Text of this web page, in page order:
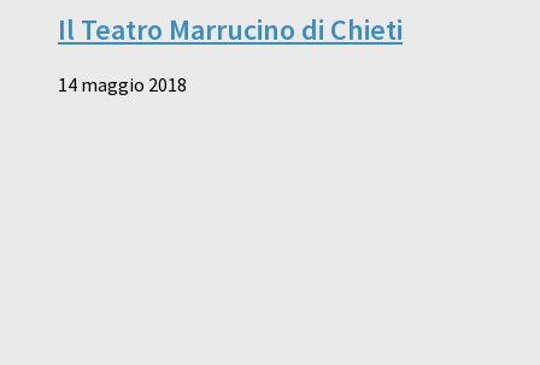
Il Teatro Marrucino di Chieti
14 maggio 2018